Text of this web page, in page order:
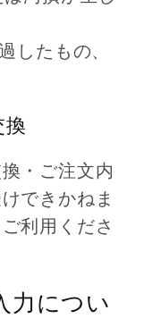
したもの、
・ご注文内
できかねま
利用くださ
力につい